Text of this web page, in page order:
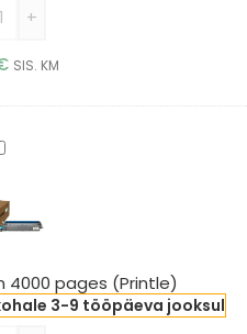
+
SIS. KM
4000 pages (Printle)
3-9 tööpäeva jooksul